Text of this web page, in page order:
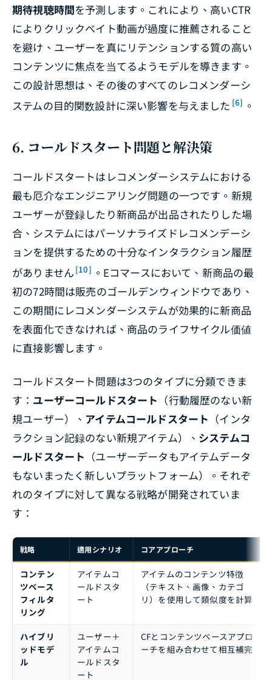
期待視聴時間を予測します。これにより、高いCTR
によりクリックベイト動画が過度に推薦されること
を避け、ユーザーを真にリテンションする質の高い
コンテンツに焦点を当てるようモデルを導きます。
この設計思想は、その後のすべてのレコメンダーシ
ステムの目的関数設計に深い影響を与えました [6] 。
6. コールドスタート問題と解決策
コールドスタートはレコメンダーシステムにおける
最も厄介なエンジニアリング問題の一つです。新規
ユーザーが登録したり新商品が出品されたりした場
合、システムにはパーソナライズドレコメンデーシ
ョンを提供するための十分なインタラクション履歴
がありません [10] 。Eコマースにおいて、新商品の最
初の72時間は販売のゴールデンウィンドウであり、
この期間にレコメンダーシステムが効果的に新商品
を表面化できなければ、商品のライフサイクル価値
に直接影響します。
コールドスタート問題は3つのタイプに分類できま
す： ユーザーコールドスタート （行動履歴のない新
規ユーザー）、 アイテムコールドスタート （インタ
ラクション記録のない新規アイテム）、 システムコ
ールドスタート （ユーザーデータもアイテムデータ
もないまったく新しいプラットフォーム）。それぞ
れのタイプに対して異なる戦略が開発されていま
す：
戦略 適用シナリオ コアアプローチ
コンテン
ツベース
フィルタ
リング
アイテムコ
ールドスタ
ート
アイテムのコンテンツ特徴
（テキスト、画像、カテゴ
リ）を使用して類似度を計算
ハイブリ
ッドモデ
ル
ユーザー＋
アイテムコ
ールドスタ
ート
CFとコンテンツベースアプロ
ーチを組み合わせて相互補完